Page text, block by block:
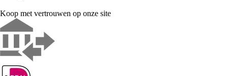
Koop met vertrouwen op onze site